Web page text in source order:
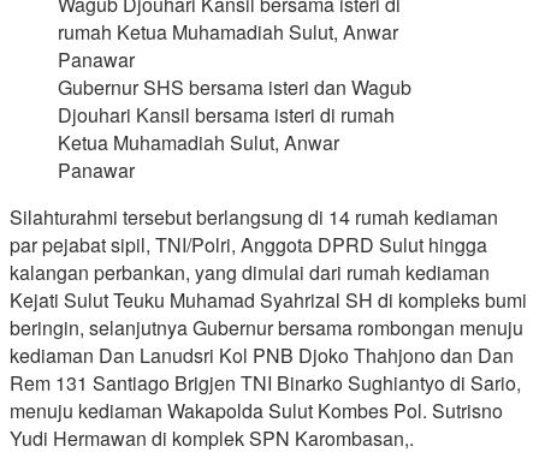
Gubernur SHS bersama isteri dan Wagub
Djouhari Kansil bersama isteri di rumah
Ketua Muhamadiah Sulut, Anwar
Panawar
Silahturahmi tersebut berlangsung di 14 rumah kediaman
par pejabat sipil, TNI/Polri, Anggota DPRD Sulut hingga
kalangan perbankan, yang dimulai dari rumah kediaman
Kejati Sulut Teuku Muhamad Syahrizal SH di kompleks bumi
beringin, selanjutnya Gubernur bersama rombongan menuju
kediaman Dan Lanudsri Kol PNB Djoko Thahjono dan Dan
Rem 131 Santiago Brigjen TNI Binarko Sughiantyo di Sario,
menuju kediaman Wakapolda Sulut Kombes Pol. Sutrisno
Yudi Hermawan di komplek SPN Karombasan,.